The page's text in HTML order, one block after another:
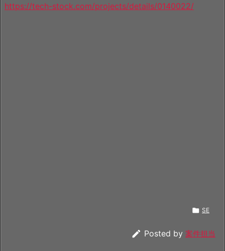
https://tech-stock.com/projects/details/0140022/
 SE
 Posted by 案件担当